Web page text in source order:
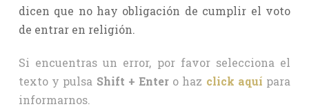
dicen que no hay obligación de cumplir el voto
de entrar en religión.
Si encuentras un error, por favor selecciona el
texto y pulsa Shift + Enter o haz click aquí para
informarnos.